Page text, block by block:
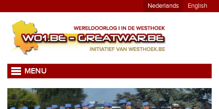
Nederlands English
MENU